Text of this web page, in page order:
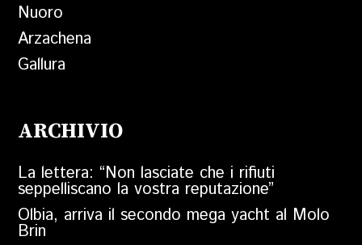
Nuoro
Arzachena
Gallura
ARCHIVIO
La lettera: “Non lasciate che i rifiuti
seppelliscano la vostra reputazione”
Olbia, arriva il secondo mega yacht al Molo
Brin